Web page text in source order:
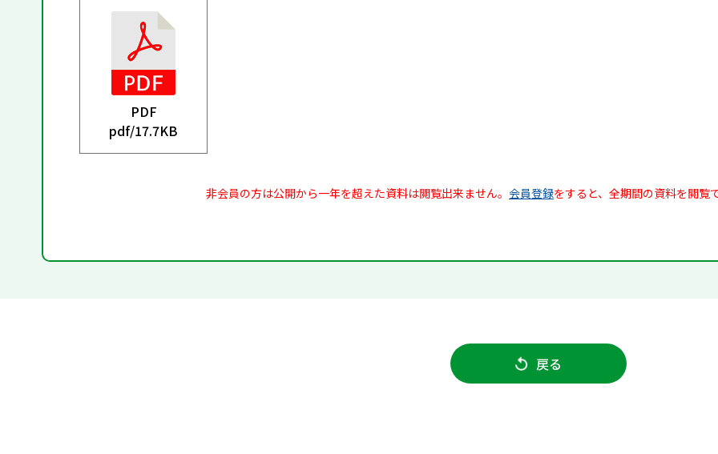
PDF
pdf/17.7KB
非会員の方は公開から一年を超えた資料は閲覧出来ません。 会員登録をすると、全期間の資料を閲覧
戻る